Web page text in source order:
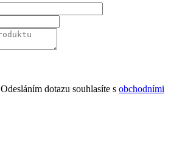
Odesláním dotazu souhlasíte s obchodními